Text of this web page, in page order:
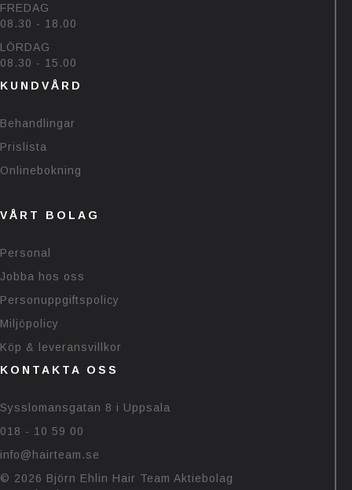
FREDAG
08.30 - 18.00
LÖRDAG
08.30 - 15.00
KUNDVÅRD
Behandlingar
Prislista
Onlinebokning
VÅRT BOLAG
Personal
Jobba hos oss
Personuppgiftspolicy
Miljöpolicy
Köp & leveransvillkor
KONTAKTA OSS
Sysslomansgatan 8 i Uppsala
018 - 10 59 00
info@hairteam.se
© 2026 Björn Ehlin Hair Team Aktiebolag